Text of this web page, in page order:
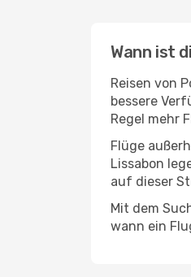
Wann ist
Reisen von
bessere
Regel mehr
Flüge
Lissabon
auf dieser
Mit dem
wann ein